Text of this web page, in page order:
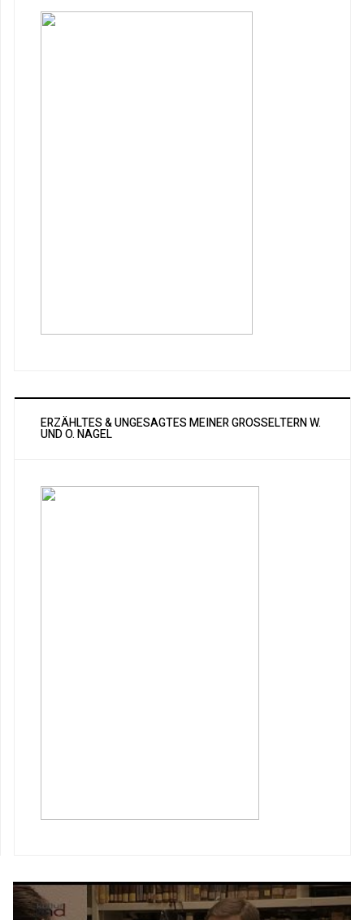
ERZÄHLTES & UNGESAGTES MEINER GROSSELTERN W. U
ND O. NAGEL